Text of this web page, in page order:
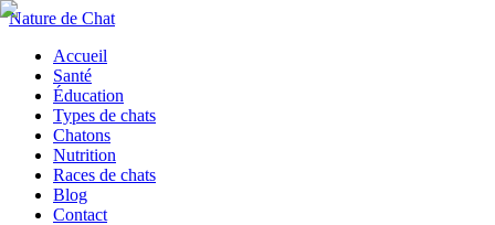
Nature de Chat
Accueil
Santé
Éducation
Types de chats
Chatons
Nutrition
Races de chats
Blog
Contact